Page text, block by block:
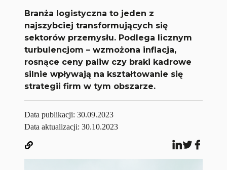
Branża logistyczna to jeden z
najszybciej transformujących się
sektorów przemysłu. Podlega licznym
turbulencjom – wzmożona inflacja,
rosnące ceny paliw czy braki kadrowe
silnie wpływają na kształtowanie się
strategii firm w tym obszarze.
Data publikacji:30.09.2023
Data aktualizacji: 30.10.2023